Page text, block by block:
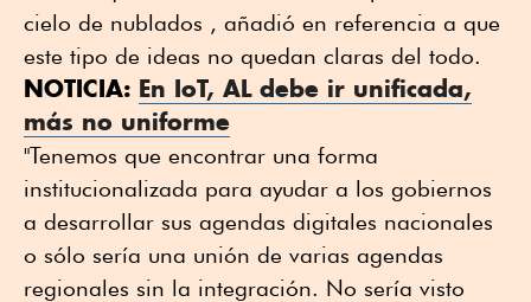
cielo de nublados , añadió en referencia a que
este tipo de ideas no quedan claras del todo.
NOTICIA: En IoT, AL debe ir unificada,
más no uniforme
"Tenemos que encontrar una forma
institucionalizada para ayudar a los gobiernos
a desarrollar sus agendas digitales nacionales
o sólo sería una unión de varias agendas
regionales sin la integración. No sería visto